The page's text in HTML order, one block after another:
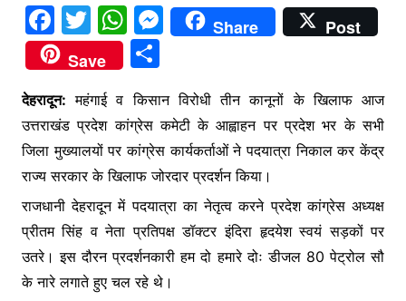
F
a
c
e
b
o
o
k
T
w
itt
er
W
h
at
s
A
p
p
M
e
s
e
n
g
er
Share
Post
Save
S
ar
e
देहरादून: महंगाई व किसान विरोधी तीन कानूनों के खिलाफ आज
उत्तराखंड प्रदेश कांग्रेस कमेटी के आह्वाहन पर प्रदेश भर के सभी
जिला मुख्यालयों पर कांग्रेस कार्यकर्ताओं ने पदयात्रा निकाल कर केंद्र
राज्य सरकार के खिलाफ जोरदार प्रदर्शन किया।
राजधानी देहरादून में पदयात्रा का नेतृत्व करने प्रदेश कांग्रेस अध्यक्ष
प्रीतम सिंह व नेता प्रतिपक्ष डॉक्टर इंदिरा हृदयेश स्वयं सड़कों पर
उतरे। इस दौरन प्रदर्शनकारी हम दो हमारे दोः डीजल 80 पेट्रोल सौ
के नारे लगाते हुए चल रहे थे।